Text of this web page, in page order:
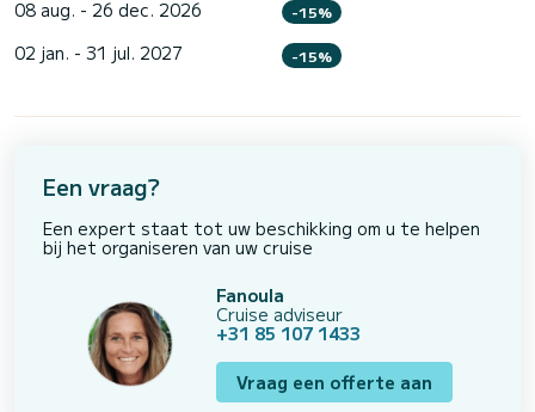
08 aug. - 26 dec. 2026 -15%
02 jan. - 31 jul. 2027 -15%
Een vraag?
Een expert staat tot uw beschikking om u te helpen
bij het organiseren van uw cruise
Fanoula
Cruise adviseur
+31 85 107 1433
Vraag een offerte aan